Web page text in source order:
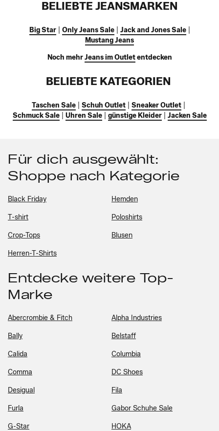
BELIEBTE JEANSMARKEN
Big Star| Only Jeans Sale| Jack and Jones Sale|
Mustang Jeans
Noch mehrJeans im Outletentdecken
BELIEBTE KATEGORIEN
Taschen Sale Schuh Outlet Sneaker Outlet
Schmuck Sale| Uhren Sale| günstige Kleider| Jacken Sale
Für dich ausgewählt:
Shoppe nach Kategorie
Black Friday Hemden
T-shirt Poloshirts
Crop-Tops Blusen
Herren-T-Shirts
Entdecke weitere Top-
Marke
Abercrombie & Fitch Alpha Industries
Bally Belstaff
Calida Columbia
Comma DC Shoes
Desigual Fila
Furla Gabor Schuhe Sale
G-Star HOKA